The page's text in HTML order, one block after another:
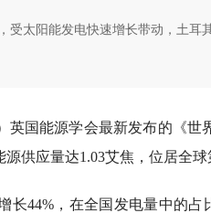
太阳能发电快速增长带动，土耳
英国能源学会最新发布的《世
供应量达1.03艾焦，位居全球
长44%，在全国发电量中的占